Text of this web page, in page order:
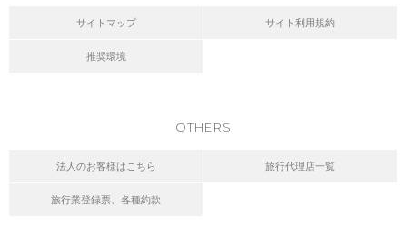
サイトマップ サイト利用規約
推奨環境
OTHERS
法人のお客様はこちら 旅行代理店一覧
旅行業登録票、各種約款